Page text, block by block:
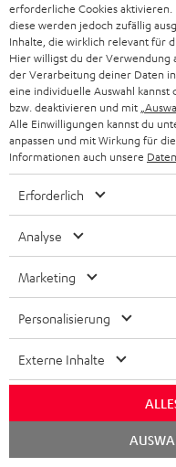
„Ein echtes
erforderliche Cookies aktivieren.
diese werden jedoch zufällig
Inhalte, die wirklich relevant für
Hier willigst du der Verwendung
der Verarbeitung deiner Daten in
eine individuelle Auswahl
bzw. deaktivieren und mit
Alle Einwilligungen kannst du
anpassen und mit Wirkung für
Informationen auch unsere
Erforderlich
Analyse
Marketing
Personalisierung
Externe Inhalte